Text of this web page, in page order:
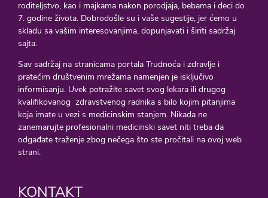
roditeljstvo, kao i majkama nakon porodjaja, bebama i deci do
7. godine života. Dobrodošle su i vaše sugestije, jer ćemo u
skladu sa vašim interesovanjima, dopunjavati i širiti sadržaj
sajta.
Sav sadržaj na stranicama portala Trudnoća i zdravlje i
pratećim društvenim mrežama namenjen je isključivo
informisanju. Uvek potražite savet svog lekara ili drugog
kvalifikovanog zdravstvenog radnika s bilo kojim pitanjima
koja imate u vezi s medicinskim stanjem. Nikada ne
zanemarujte profesionalni medicinski savet niti treba da
odgađate traženje zbog nečega što ste pročitali na ovoj web
strani.
KONTAKT